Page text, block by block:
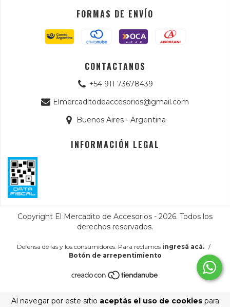
Al navegar por este sitio aceptás el uso de cookiespara
FORMAS DE ENVÍO
CONTACTANOS
+54 911 73678439
Elmercaditodeaccesorios@gmail.com
Buenos Aires - Argentina
INFORMACIÓN LEGAL
Copyright El Mercadito de Accesorios - 2026. Todos los
derechos reservados.
Defensa de las y los consumidores. Para reclamos ingresá acá. /
Botón de arrepentimiento